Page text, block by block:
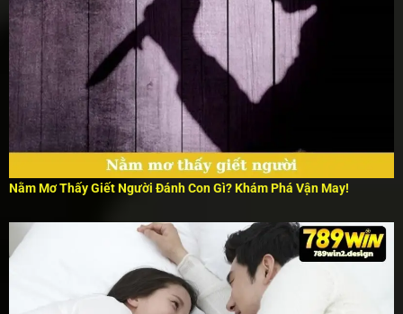
Nằm Mơ Thấy Giết Người Đánh Con Gì? Khám Phá Vận May!